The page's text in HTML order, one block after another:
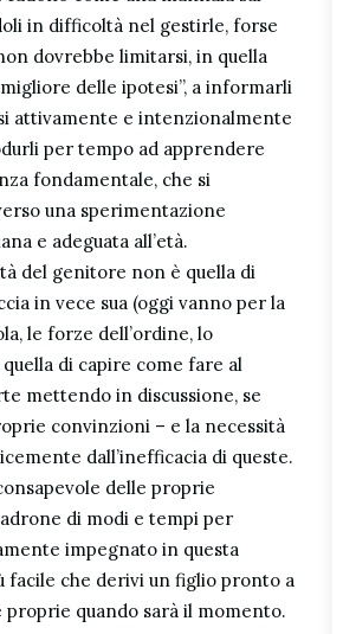
in difficoltà nel gestirle, forse
dovrebbe limitarsi, in quella
delle ipotesi”, a informarli
attivamente e intenzionalmente
per tempo ad apprendere
fondamentale, che si
una sperimentazione
e adeguata all’età.
del genitore non è quella di
in vece sua (oggi vanno per la
le forze dell’ordine, lo
di capire come fare al
mettendo in discussione, se
convinzioni – e la necessità
dall’inefficacia di queste.
delle proprie
di modi e tempi per
impegnato in questa
facile che derivi un figlio pronto a
quando sarà il momento.